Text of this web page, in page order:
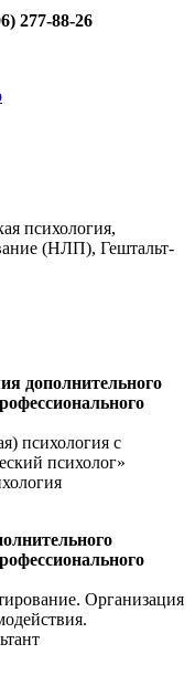
277-88-26
психология,
(НЛП), Гештальт-
дополнительного
психология с
психолог»
Организация